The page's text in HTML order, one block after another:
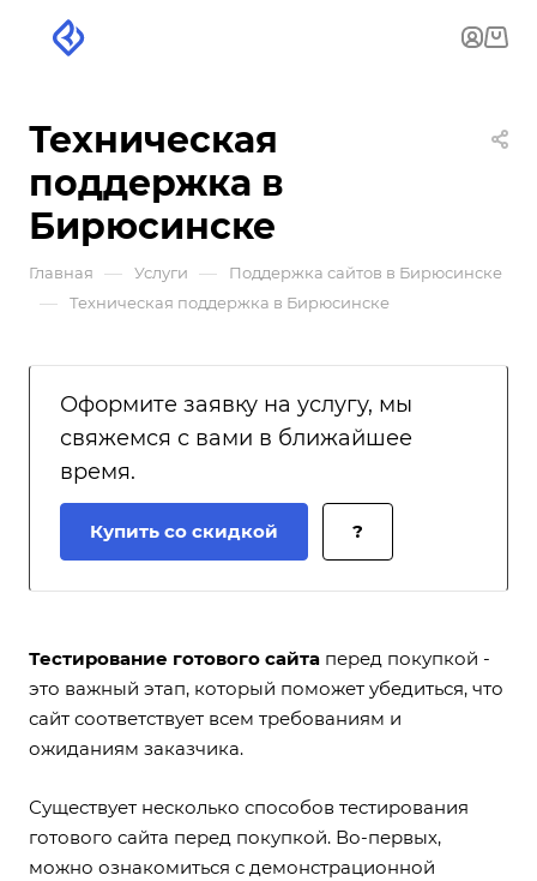
Техническая
поддержка в
Бирюсинске
Главная — Услуги — Поддержка сайтов в Бирюсинске
— Техническая поддержка в Бирюсинске
Оформите заявку на услугу, мы
свяжемся с вами в ближайшее
время.
Купить со скидкой ?
Тестирование готового сайта перед покупкой -
это важный этап, который поможет убедиться, что
сайт соответствует всем требованиям и
ожиданиям заказчика.
Существует несколько способов тестирования
готового сайта перед покупкой. Во-первых,
можно ознакомиться с демонстрационной